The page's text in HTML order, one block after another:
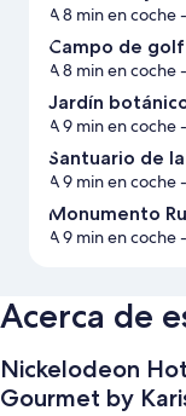
A 8 min en coche
Campo de golf
A 8 min en coche
Jardín
A 9 min en coche
Santuario de
A 9 min en coche
Monumento
A 9 min en coche
Acerca de
Nickelodeon
Gourmet by